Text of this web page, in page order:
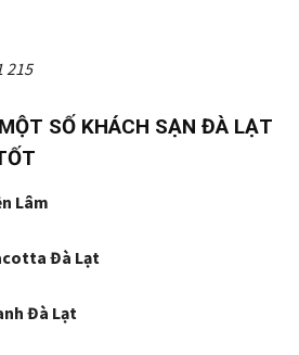
215
SỐ KHÁCH SẠN ĐÀ LẠT
Lâm
Đà Lạt
Đà Lạt